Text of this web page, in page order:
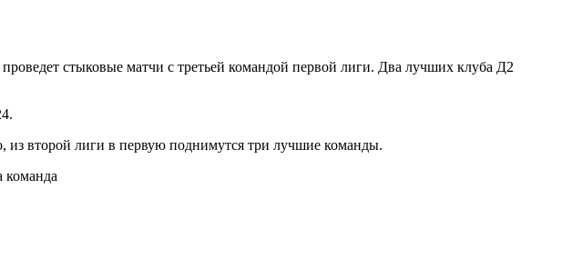
стыковые матчи с третьей командой первой лиги. Два лучших клуба Д2
из второй лиги в первую поднимутся три лучшие команды.